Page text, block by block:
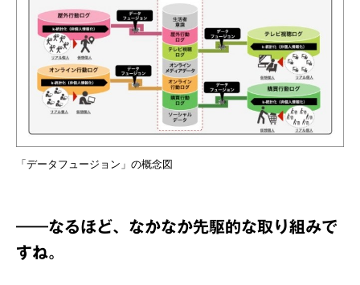
「データフュージョン」の概念図
――なるほど、なかなか先駆的な取り組みで
すね。